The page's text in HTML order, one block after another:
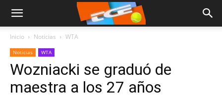
Inicio Noticias WTA
Noticias WTA
Wozniacki se graduó de
maestra a los 27 años